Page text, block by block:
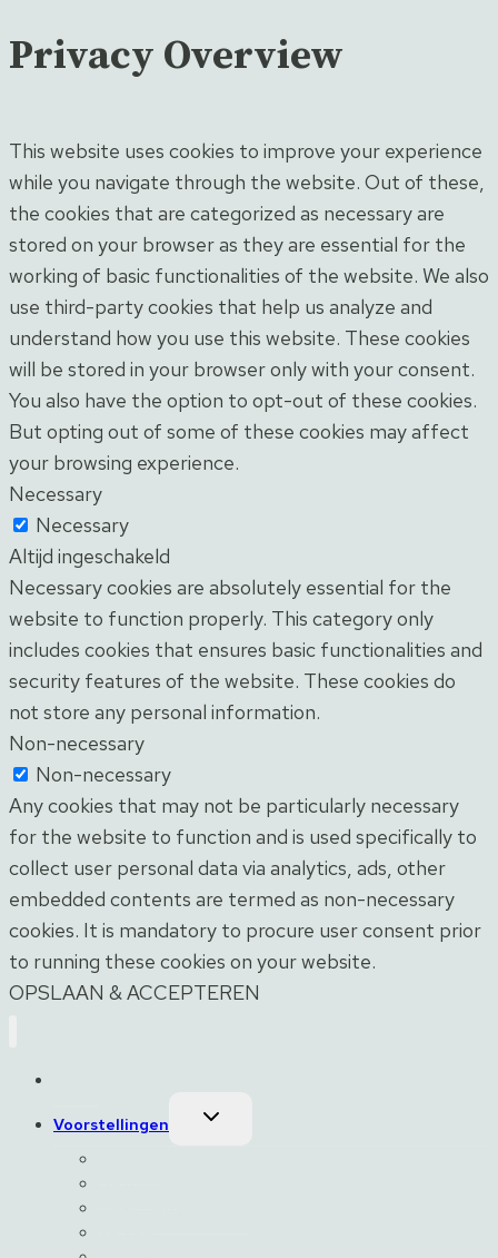
Privacy Overview
This website uses cookies to improve your experience
while you navigate through the website. Out of these,
the cookies that are categorized as necessary are
stored on your browser as they are essential for the
working of basic functionalities of the website. We also
use third-party cookies that help us analyze and
understand how you use this website. These cookies
will be stored in your browser only with your consent.
You also have the option to opt-out of these cookies.
But opting out of some of these cookies may affect
your browsing experience.
Necessary
Necessary
Altijd ingeschakeld
Necessary cookies are absolutely essential for the
website to function properly. This category only
includes cookies that ensures basic functionalities and
security features of the website. These cookies do
not store any personal information.
Non-necessary
Non-necessary
Any cookies that may not be particularly necessary
for the website to function and is used specifically to
collect user personal data via analytics, ads, other
embedded contents are termed as non-necessary
cookies. It is mandatory to procure user consent prior
to running these cookies on your website.
OPSLAAN & ACCEPTEREN
Voorstellingen
Toggle